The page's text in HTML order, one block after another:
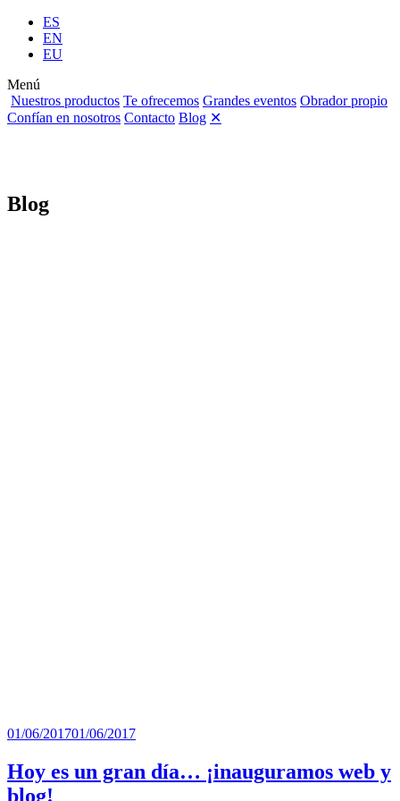
ES
EN
EU
Menú
Nuestros productos Te ofrecemos Grandes eventos Obrador propio
Confían en nosotros Contacto Blog ✕
Blog
01/06/201701/06/2017
Hoy es un gran día… ¡inauguramos web y
blog!